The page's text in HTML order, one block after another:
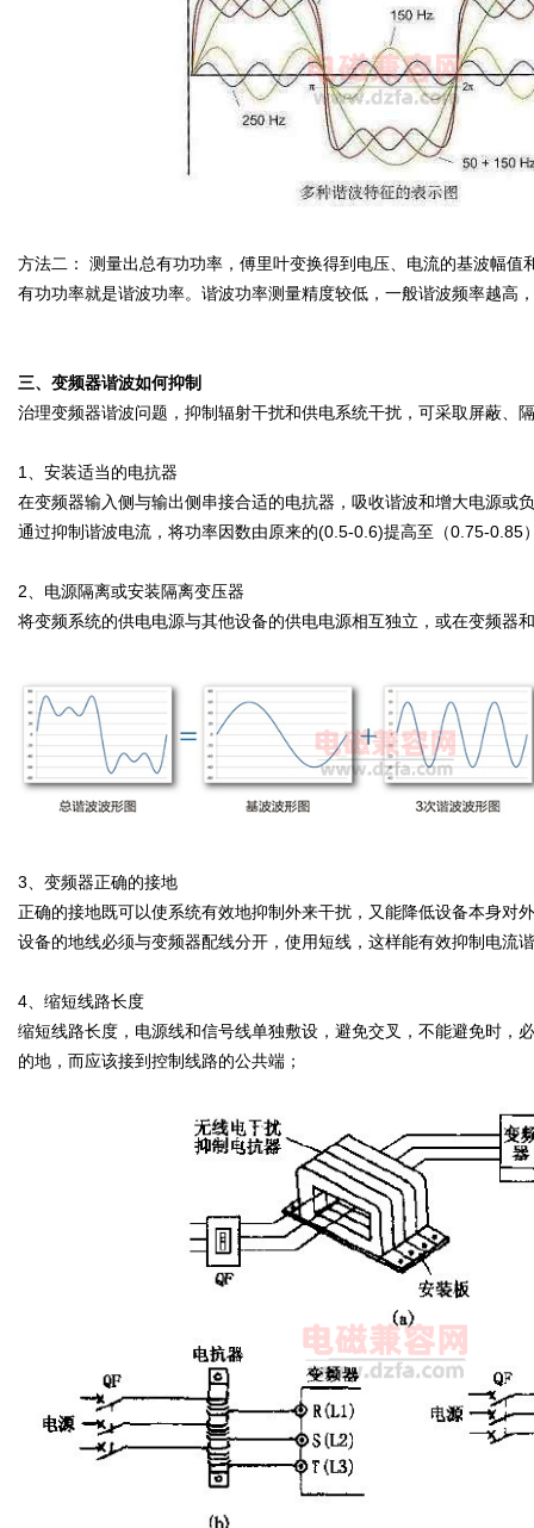
方法二： 测量出总有功功率，傅里叶变换得到电压、电流的基波幅
有功功率就是谐波功率。谐波功率测量精度较低，一般谐波频率越高
三、变频器谐波如何抑制
治理变频器谐波问题，抑制辐射干扰和供电系统干扰，可采取屏蔽、
1、安装适当的电抗器
在变频器输入侧与输出侧串接合适的电抗器，吸收谐波和增大电源或
通过抑制谐波电流，将功率因数由原来的(0.5-0.6)提高至（0.75-0.85
2、电源隔离或安装隔离变压器
将变频系统的供电电源与其他设备的供电电源相互独立，或在变频器
3、变频器正确的接地
正确的接地既可以使系统有效地抑制外来干扰，又能降低设备本身对
设备的地线必须与变频器配线分开，使用短线，这样能有效抑制电流
4、缩短线路长度
缩短线路长度，电源线和信号线单独敷设，避免交叉，不能避免时，
的地，而应该接到控制线路的公共端；